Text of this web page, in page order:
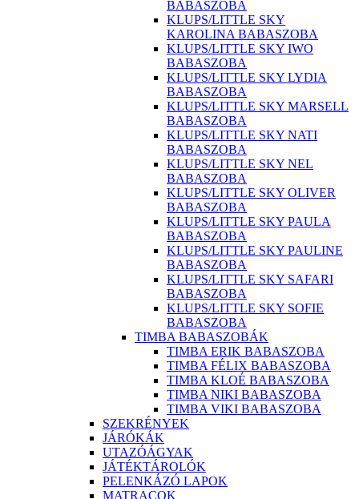
BABASZOBA
KLUPS/LITTLE SKY
KAROLINA BABASZOBA
KLUPS/LITTLE SKY IWO
BABASZOBA
KLUPS/LITTLE SKY LYDIA
BABASZOBA
KLUPS/LITTLE SKY MARSELL
BABASZOBA
KLUPS/LITTLE SKY NATI
BABASZOBA
KLUPS/LITTLE SKY NEL
BABASZOBA
KLUPS/LITTLE SKY OLIVER
BABASZOBA
KLUPS/LITTLE SKY PAULA
BABASZOBA
KLUPS/LITTLE SKY PAULINE
BABASZOBA
KLUPS/LITTLE SKY SAFARI
BABASZOBA
KLUPS/LITTLE SKY SOFIE
BABASZOBA
TIMBA BABASZOBÁK
TIMBA ERIK BABASZOBA
TIMBA FÉLIX BABASZOBA
TIMBA KLOÉ BABASZOBA
TIMBA NIKI BABASZOBA
TIMBA VIKI BABASZOBA
SZEKRÉNYEK
JÁRÓKÁK
UTAZÓÁGYAK
JÁTÉKTÁROLÓK
PELENKÁZÓ LAPOK
MATRACOK